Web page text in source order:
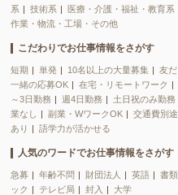
系
技術系 医療・介護・福祉・教育系
作業・物流・工場・その他
こだわりでお仕事情報をさがす
短期 単発 10名以上の大量募集
友だ
一緒の応募OK
在宅・リモートワーク
～3日勤務
週4日勤務 土日祝のみ勤務
業なし
副業・WワークOK
交通費別
あり
語学力が活かせる
人気のワードでお仕事情報をさがす
急募 年齢不問 財団法人 英語
書
ック
テレビ局 封入 大学